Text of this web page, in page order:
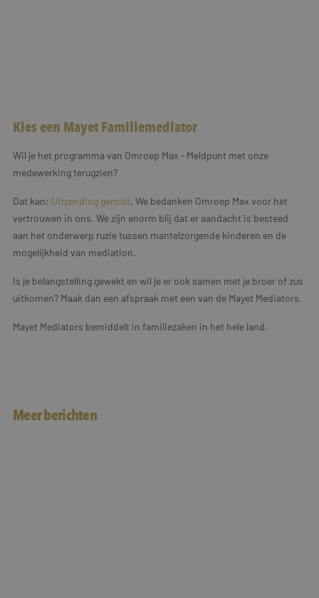
Kies een Mayet Familiemediator
Wil je het programma van Omroep Max - Meldpunt met onze
medewerking terugzien?
Dat kan: Uitzending gemist. We bedanken Omroep Max voor het
vertrouwen in ons. We zijn enorm blij dat er aandacht is besteed
aan het onderwerp ruzie tussen mantelzorgende kinderen en de
mogelijkheid van mediation.
Is je belangstelling gewekt en wil je er ook samen met je broer of zus
uitkomen? Maak dan een afspraak met een van de Mayet Mediators.
Mayet Mediators bemiddelt in familiezaken in het hele land.
Meer berichten